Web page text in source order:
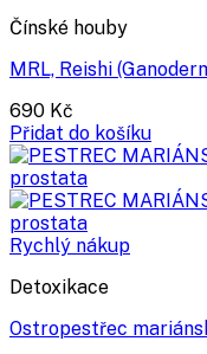
Čínské houby
MRL, Reishi
690 Kč
Přidat do košíku
Rychlý nákup
Detoxikace
Ostropestřec